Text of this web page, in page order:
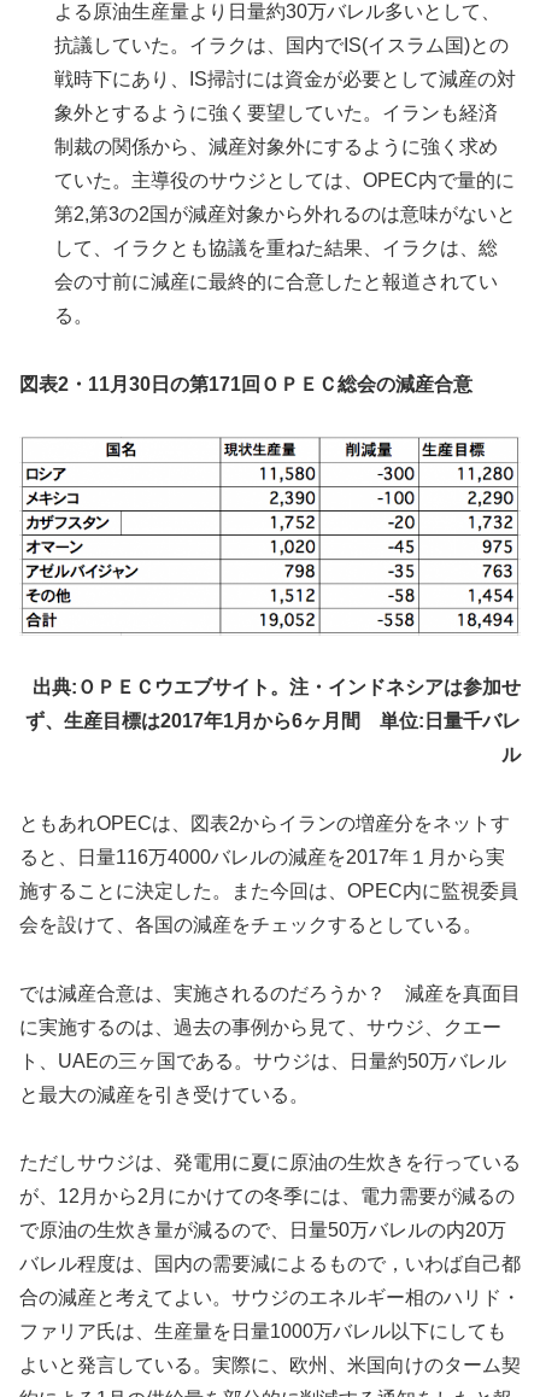
よる原油生産量より日量約30万バレル多いとして、
抗議していた。イラクは、国内でIS(イスラム国)との
戦時下にあり、IS掃討には資金が必要として減産の対
象外とするように強く要望していた。イランも経済
制裁の関係から、減産対象外にするように強く求め
ていた。主導役のサウジとしては、OPEC内で量的に
第2,第3の2国が減産対象から外れるのは意味がないと
して、イラクとも協議を重ねた結果、イラクは、総
会の寸前に減産に最終的に合意したと報道されてい
る。
図表2・11月30日の第171回ＯＰＥＣ総会の減産合意
出典:ＯＰＥＣウエブサイト。注・インドネシアは参加せ
ず、生産目標は2017年1月から6ヶ月間 単位:日量千バレ
ル
ともあれOPECは、図表2からイランの増産分をネットす
ると、日量116万4000バレルの減産を2017年１月から実
施することに決定した。また今回は、OPEC内に監視委員
会を設けて、各国の減産をチェックするとしている。
では減産合意は、実施されるのだろうか？ 減産を真面目
に実施するのは、過去の事例から見て、サウジ、クエー
ト、UAEの三ヶ国である。サウジは、日量約50万バレル
と最大の減産を引き受けている。
ただしサウジは、発電用に夏に原油の生炊きを行っている
が、12月から2月にかけての冬季には、電力需要が減るの
で原油の生炊き量が減るので、日量50万バレルの内20万
バレル程度は、国内の需要減によるもので，いわば自己都
合の減産と考えてよい。サウジのエネルギー相のハリド・
ファリア氏は、生産量を日量1000万バレル以下にしても
よいと発言している。実際に、欧州、米国向けのターム契